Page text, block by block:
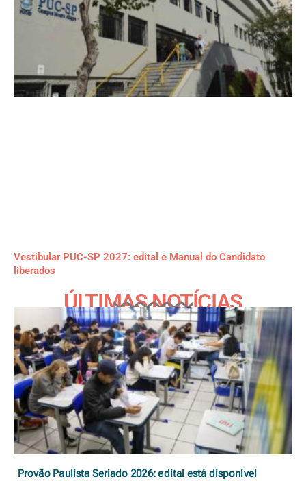
Vestibular PUC-SP 2027: edital e Manual do Candidato
liberados
ÚLTIMAS NOTÍCIAS
Provão Paulista Seriado 2026: edital está disponível